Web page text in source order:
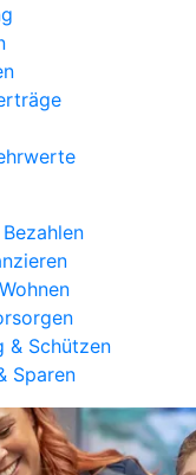
& Schützen
Sparen